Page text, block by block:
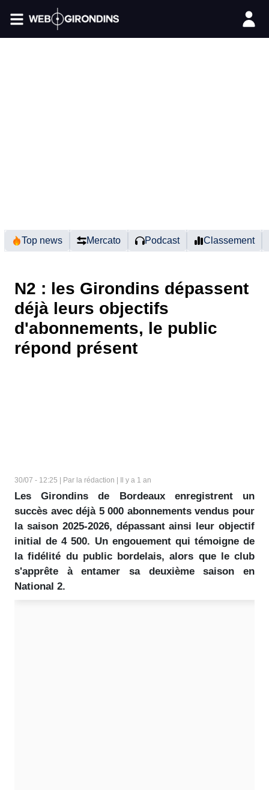
Top news Mercato Podcast Classement
N2 : les Girondins dépassent
déjà leurs objectifs
d'abonnements, le public
répond présent
30/07 - 12:25 | Par la rédaction | Il y a 1 an
Les Girondins de Bordeaux enregistrent un
succès avec déjà 5 000 abonnements vendus pour
la saison 2025-2026, dépassant ainsi leur objectif
initial de 4 500. Un engouement qui témoigne de
la fidélité du public bordelais, alors que le club
s'apprête à entamer sa deuxième saison en
National 2.